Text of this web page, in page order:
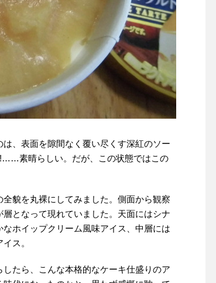
、表面を隙間なく覆い尽くす深紅のソー
素晴らしい。だが、この状態ではこの
貌を丸裸にしてみました。側面から観察
となって現れていました。天面にはシナ
ホイップクリーム風味アイス、中層には
ス。
たら、こんな本格的なケーキ仕盛りのア